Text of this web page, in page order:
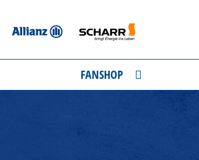
FANSHOP